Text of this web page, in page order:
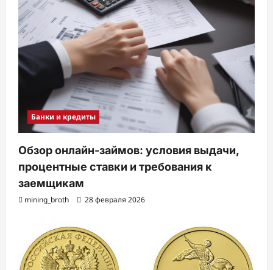
Банки и кредиты
Обзор онлайн-займов: условия выдачи,
процентные ставки и требования к
заемщикам
mining_broth 28 февраля 2026